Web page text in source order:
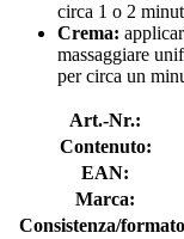
circa 1 o 2
Crema:
massaggiare
per circa un
Art.-Nr.:
Contenuto:
EAN:
Marca:
Consistenza/